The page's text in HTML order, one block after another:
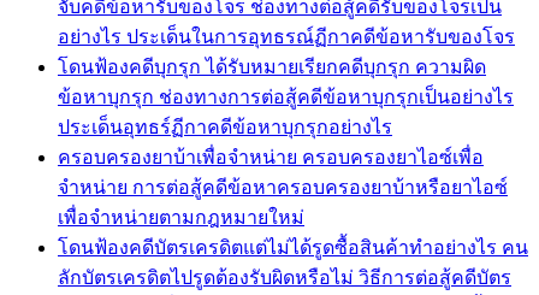
จับคดีข้อหารับของโจร ช่องทางต่อสู้คดีรับของโจรเป็น
อย่างไร ประเด็นในการอุทธรณ์ฏีกาคดีข้อหารับของโจร
โดนฟ้องคดีบุกรุก ได้รับหมายเรียกคดีบุกรุก ความผิด
ข้อหาบุกรุก ช่องทางการต่อสู้คดีข้อหาบุกรุกเป็นอย่างไร
ประเด็นอุทธร์ฏีกาคดีข้อหาบุกรุกอย่างไร
ครอบครองยาบ้าเพื่อจำหน่าย ครอบครองยาไอซ์เพื่อ
จำหน่าย การต่อสู้คดีข้อหาครอบครองยาบ้าหรือยาไอซ์
เพื่อจำหน่ายตามกฎหมายใหม่
โดนฟ้องคดีบัตรเครดิตแต่ไม่ได้รูดซื้อสินค้าทำอย่างไร คน
ลักบัตรเครดิตไปรูดต้องรับผิดหรือไม่ วิธีการต่อสู้คดีบัตร